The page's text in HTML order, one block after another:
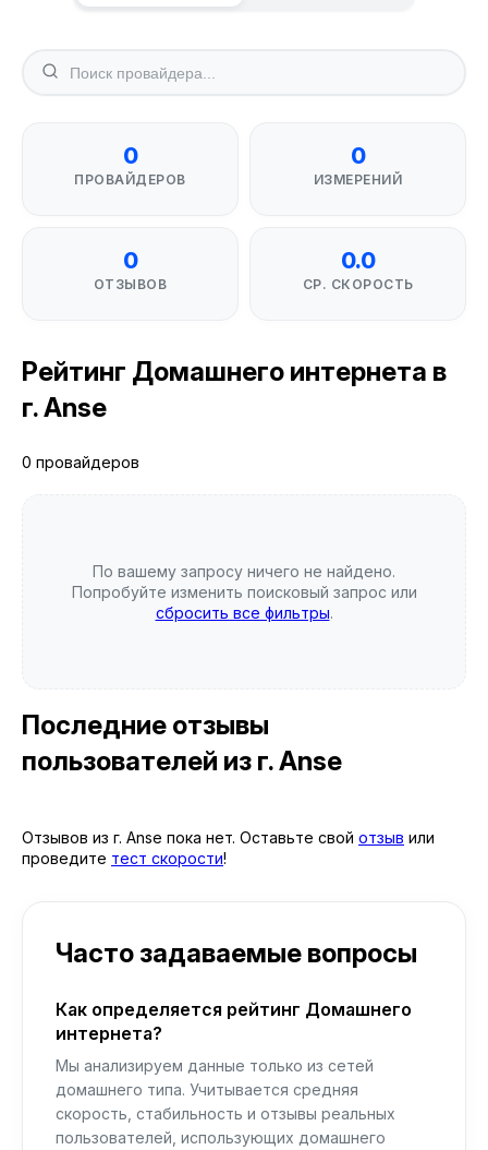
0
ПРОВАЙДЕРОВ
0
ИЗМЕРЕНИЙ
0
ОТЗЫВОВ
0.0
СР. СКОРОСТЬ
Рейтинг Домашнего интернета в
г. Anse
0 провайдеров
По вашему запросу ничего не найдено.
Попробуйте изменить поисковый запрос или
сбросить все фильтры.
Последние отзывы
пользователей из г. Anse
Отзывов из г. Anse пока нет. Оставьте свой отзыв или
проведите тест скорости!
Часто задаваемые вопросы
Как определяется рейтинг Домашнего
интернета?
Мы анализируем данные только из сетей
домашнего типа. Учитывается средняя
скорость, стабильность и отзывы реальных
пользователей, использующих домашнего